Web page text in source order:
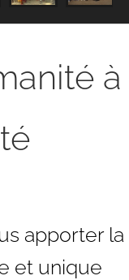
à
apporter la
et unique